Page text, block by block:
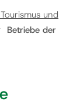
und
Betriebe der